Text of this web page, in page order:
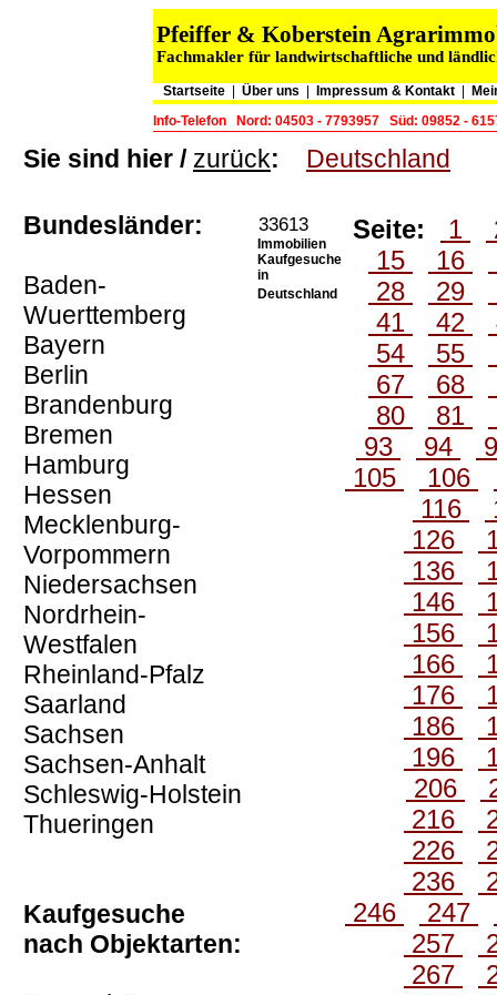
Pfeiffer & Koberstein
Fachmakler für landwirtschaftliche und
Startseite Über uns Impressum & Kontakt
Info-Telefon
Nord: 04503 - 7793957 Süd: 09852 -
Sie sind hier / zurück: Deutschland
Bundesländer:
Baden-
Wuerttemberg
Bayern
Berlin
Brandenburg
Bremen
Hamburg
Hessen
Mecklenburg-
Vorpommern
Niedersachsen
Nordrhein-
Westfalen
Rheinland-Pfalz
Saarland
Sachsen
Sachsen-Anhalt
Schleswig-Holstein
Thueringen
Kaufgesuche
nach Objektarten:
33613
Immobilien
Kaufgesuche
in
Deutschland
Seite: 1
15
16
28
29
41
42
54
55
67
68
80
81
93
94
105
106
116
126
136
146
156
166
176
186
196
206
216
226
236
246
247
257
267